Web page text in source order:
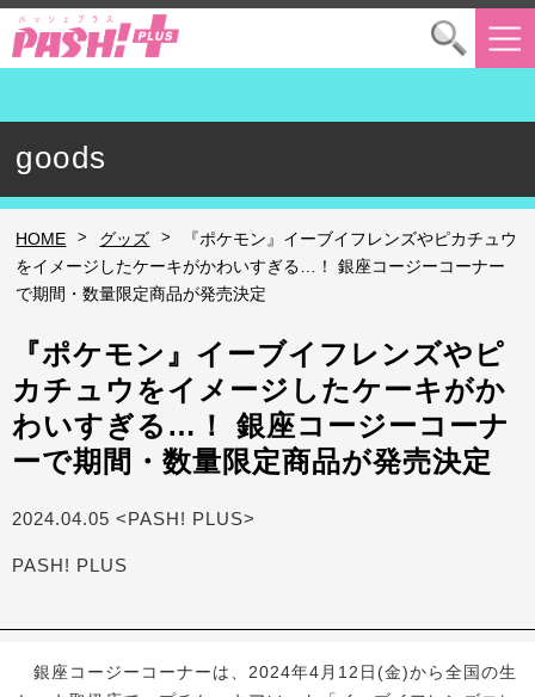
goods
HOME > グッズ >
『ポケモン』イーブイフレンズやピカチュウ
をイメージしたケーキがかわいすぎる…！ 銀座コージーコーナー
で期間・数量限定商品が発売決定
『ポケモン』イーブイフレンズやピ
カチュウをイメージしたケーキがか
わいすぎる…！ 銀座コージーコーナ
ーで期間・数量限定商品が発売決定
2024.04.05 <PASH! PLUS>
PASH! PLUS
銀座コージーコーナーは、2024年4月12日(金)から全国の生